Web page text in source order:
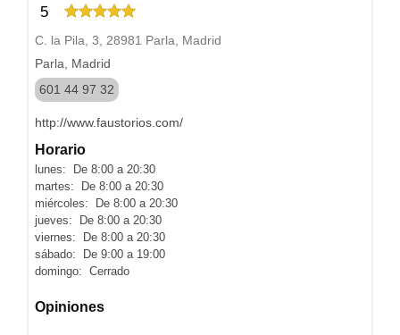
5
C. la Pila, 3, 28981 Parla, Madrid
Parla, Madrid
601 44 97 32
http://www.faustorios.com/
Horario
lunes: De 8:00 a 20:30
martes: De 8:00 a 20:30
miércoles: De 8:00 a 20:30
jueves: De 8:00 a 20:30
viernes: De 8:00 a 20:30
sábado: De 9:00 a 19:00
domingo: Cerrado
Opiniones